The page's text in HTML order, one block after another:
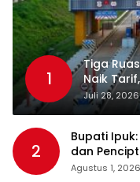
1
Tiga
Naik
Standar
Juli 28, 2026
2
Bupati
dan
Agustus 1, 2026